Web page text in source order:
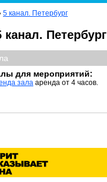
5 канал. Петербург
канал. Петербург
для мероприятий:
зала аренда от 4 часов.